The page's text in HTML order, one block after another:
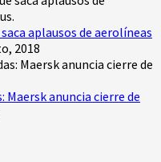
aplausos de aerolíneas
2018
Maersk anuncia cierre de